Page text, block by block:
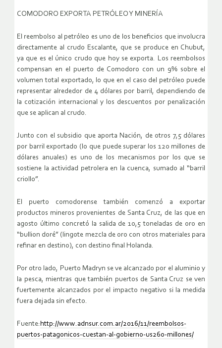
COMODORO EXPORTA PETRÓLEO Y MINERÍA
El reembolso al petróleo es uno de los beneficios que involucra
directamente al crudo Escalante, que se produce en Chubut,
ya que es el único crudo que hoy se exporta. Los reembolsos
compensan en el puerto de Comodoro con un 9% sobre el
volumen total exportado, lo que en el caso del petróleo puede
representar alrededor de 4 dólares por barril, dependiendo de
la cotización internacional y los descuentos por penalización
que se aplican al crudo.
Junto con el subsidio que aporta Nación, de otros 7,5 dólares
por barril exportado (lo que puede superar los 120 millones de
dólares anuales) es uno de los mecanismos por los que se
sostiene la actividad petrolera en la cuenca, sumado al “barril
criollo”.
El puerto comodorense también comenzó a exportar
productos mineros provenientes de Santa Cruz, de las que en
agosto último concretó la salida de 10,5 toneladas de oro en
“bullion doré” (lingote mezcla de oro con otros materiales para
refinar en destino), con destino final Holanda.
Por otro lado, Puerto Madryn se ve alcanzado por el aluminio y
la pesca, mientras que también puertos de Santa Cruz se ven
fuertemente alcanzados por el impacto negativo si la medida
fuera dejada sin efecto.
Fuente: http://www.adnsur.com.ar/2016/11/reembolsos-
puertos-patagonicos-cuestan-al-gobierno-us260-millones/